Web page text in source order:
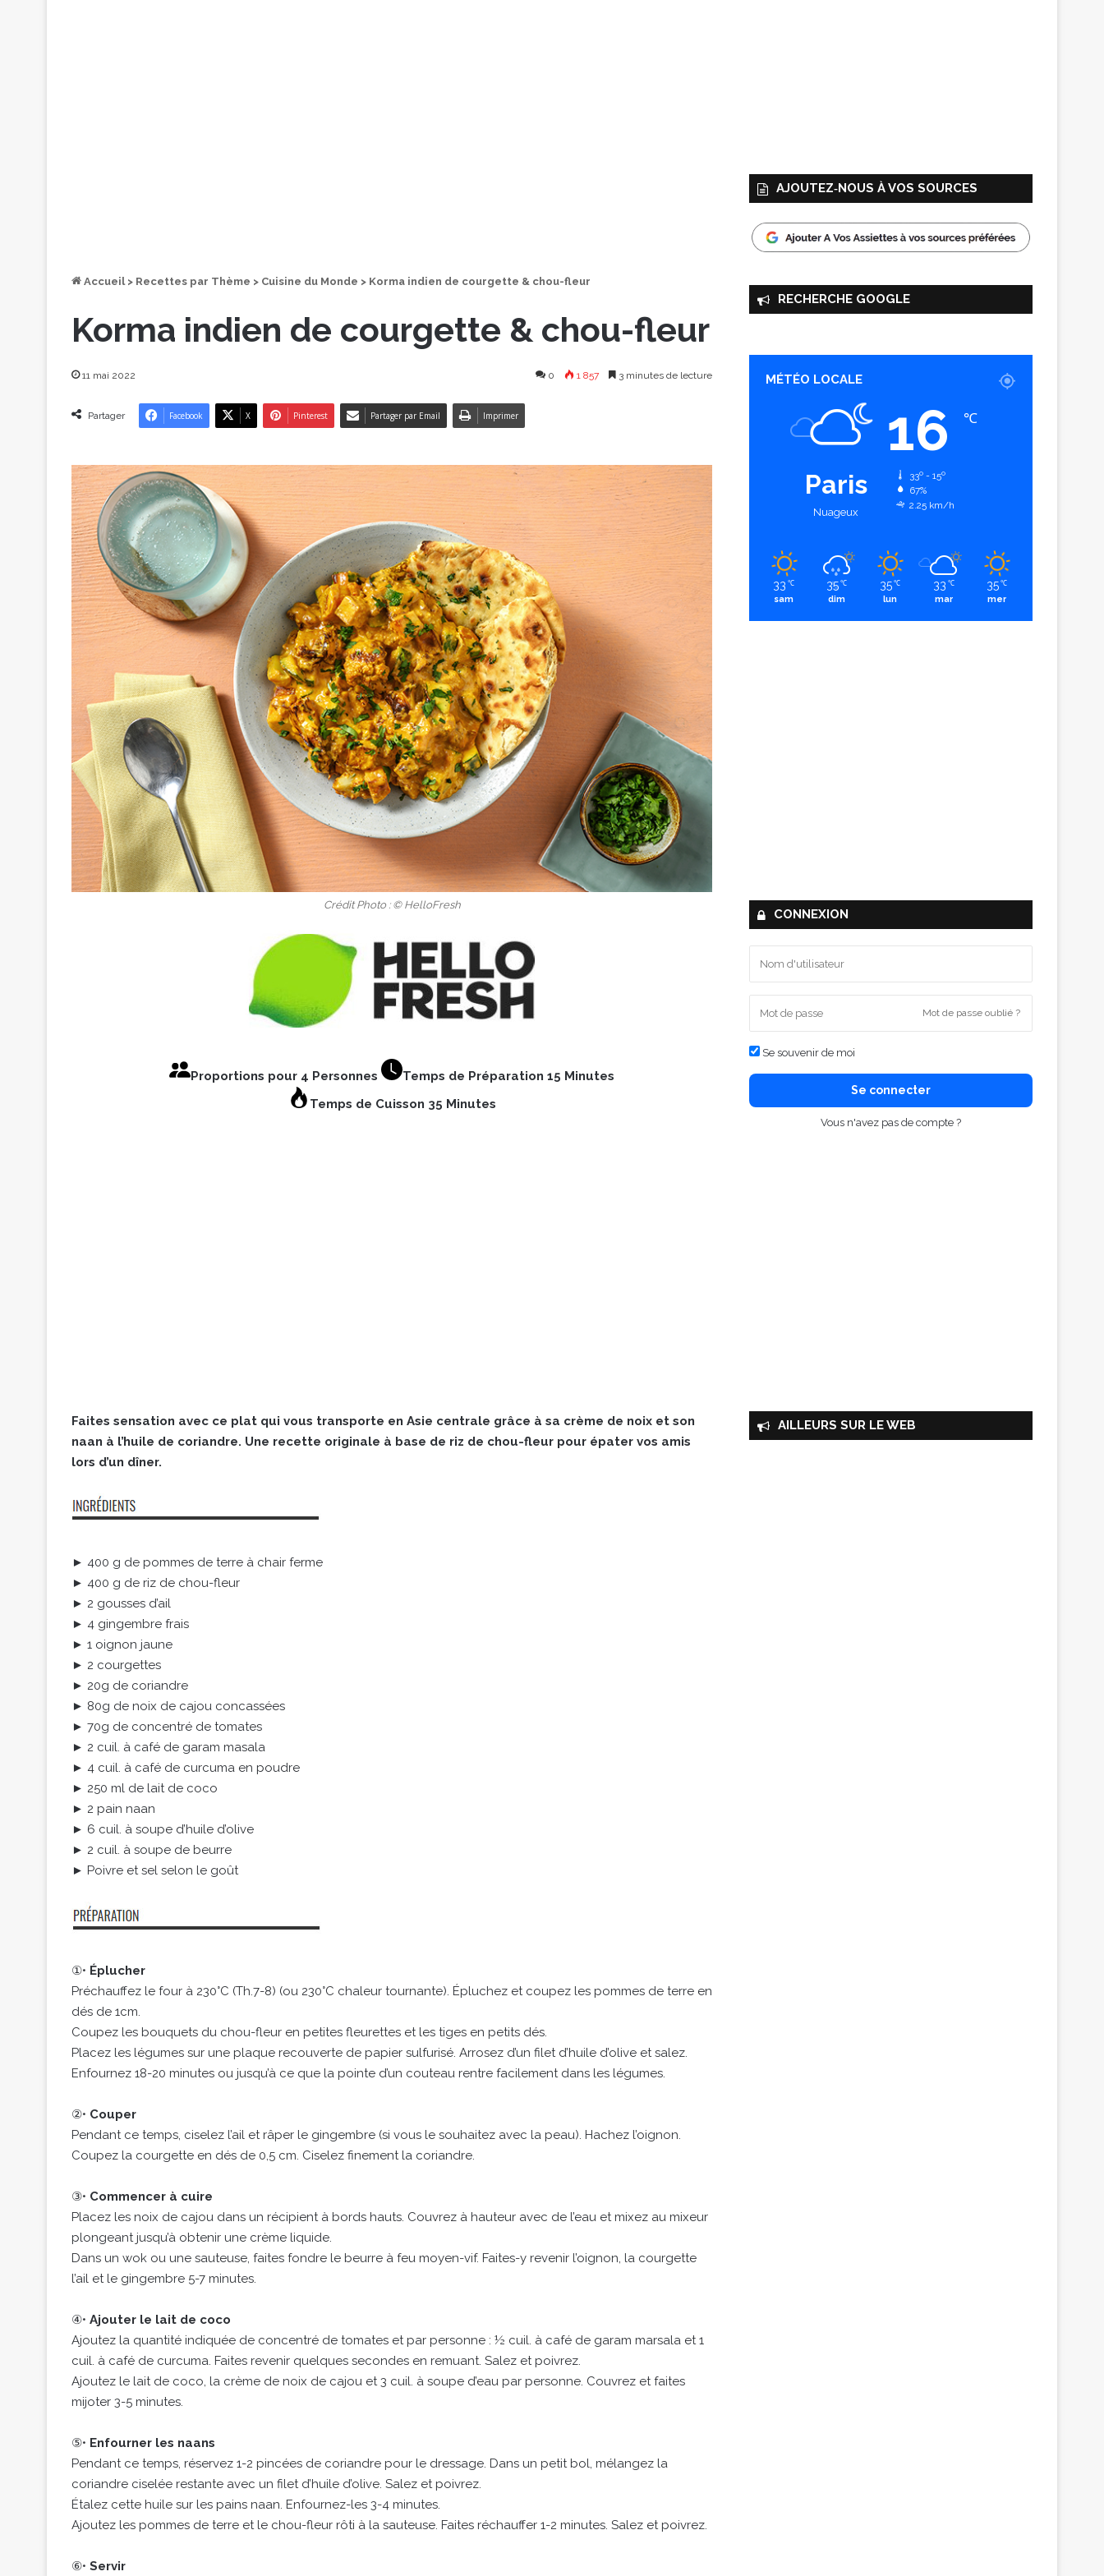
Accueil > Recettes par Thème > Cuisine du Monde > Korma indien de courgette & chou-fleur
Korma indien de courgette & chou-fleur
11 mai 2022 0 1 857 3 minutes de lecture
Partager Facebook X Pinterest Partager par Email Imprimer
Crédit Photo : © HelloFresh
Proportions pour 4 Personnes
Temps de Préparation 15 Minutes
Temps de Cuisson 35 Minutes
Faites sensation avec ce plat qui vous transporte en Asie centrale grâce à sa crème de noix et son
naan à l’huile de coriandre. Une recette originale à base de riz de chou-fleur pour épater vos amis
lors d’un dîner.
► 400 g de pommes de terre à chair ferme
► 400 g de riz de chou-fleur
► 2 gousses d’ail
► 4 gingembre frais
► 1 oignon jaune
► 2 courgettes
► 20g de coriandre
► 80g de noix de cajou concassées
► 70g de concentré de tomates
► 2 cuil. à café de garam masala
► 4 cuil. à café de curcuma en poudre
► 250 ml de lait de coco
► 2 pain naan
► 6 cuil. à soupe d’huile d’olive
► 2 cuil. à soupe de beurre
► Poivre et sel selon le goût
①• Éplucher
Préchauffez le four à 230°C (Th.7-8) (ou 230°C chaleur tournante). Épluchez et coupez les pommes de terre en
dés de 1cm.
Coupez les bouquets du chou-fleur en petites fleurettes et les tiges en petits dés.
Placez les légumes sur une plaque recouverte de papier sulfurisé. Arrosez d’un filet d’huile d’olive et salez.
Enfournez 18-20 minutes ou jusqu’à ce que la pointe d’un couteau rentre facilement dans les légumes.
②• Couper
Pendant ce temps, ciselez l’ail et râper le gingembre (si vous le souhaitez avec la peau). Hachez l’oignon.
Coupez la courgette en dés de 0,5 cm. Ciselez finement la coriandre.
③• Commencer à cuire
Placez les noix de cajou dans un récipient à bords hauts. Couvrez à hauteur avec de l’eau et mixez au mixeur
plongeant jusqu’à obtenir une crème liquide.
Dans un wok ou une sauteuse, faites fondre le beurre à feu moyen-vif. Faites-y revenir l’oignon, la courgette
l’ail et le gingembre 5-7 minutes.
④• Ajouter le lait de coco
Ajoutez la quantité indiquée de concentré de tomates et par personne : ½ cuil. à café de garam marsala et 1
cuil. à café de curcuma. Faites revenir quelques secondes en remuant. Salez et poivrez.
Ajoutez le lait de coco, la crème de noix de cajou et 3 cuil. à soupe d’eau par personne. Couvrez et faites
mijoter 3-5 minutes.
⑤• Enfourner les naans
Pendant ce temps, réservez 1-2 pincées de coriandre pour le dressage. Dans un petit bol, mélangez la
coriandre ciselée restante avec un filet d’huile d’olive. Salez et poivrez.
Étalez cette huile sur les pains naan. Enfournez-les 3-4 minutes.
Ajoutez les pommes de terre et le chou-fleur rôti à la sauteuse. Faites réchauffer 1-2 minutes. Salez et poivrez.
⑥• Servir
AJOUTEZ‑NOUS À VOS SOURCES
RECHERCHE GOOGLE
MÉTÉO LOCALE
Paris
Nuageux
16 ℃
33º - 15º
67%
2.25 km/h
33 ℃
sam
35 ℃
dim
35 ℃
lun
33 ℃
mar
35 ℃
mer
CONNEXION
Mot de passe oublié ?
Se souvenir de moi
Se connecter
Vous n'avez pas de compte ?
AILLEURS SUR LE WEB